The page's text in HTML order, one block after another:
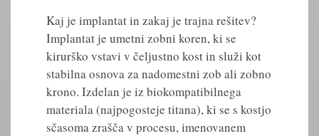
Kaj je implantat in zakaj je trajna rešitev?
Implantat je umetni zobni koren, ki se
kirurško vstavi v čeljustno kost in služi kot
stabilna osnova za nadomestni zob ali zobno
krono. Izdelan je iz biokompatibilnega
materiala (najpogosteje titana), ki se s kostjo
sčasoma zrašča v procesu, imenovanem